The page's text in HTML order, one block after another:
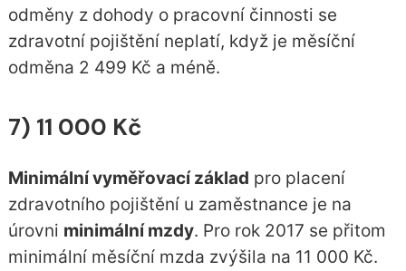
odměny z dohody o pracovní činnosti se
zdravotní pojištění neplatí, když je měsíční
odměna 2 499 Kč a méně.
7) 11 000 Kč
Minimální vyměřovací základ pro placení
zdravotního pojištění u zaměstnance je na
úrovni minimální mzdy. Pro rok 2017 se přitom
minimální měsíční mzda zvýšila na 11 000 Kč.